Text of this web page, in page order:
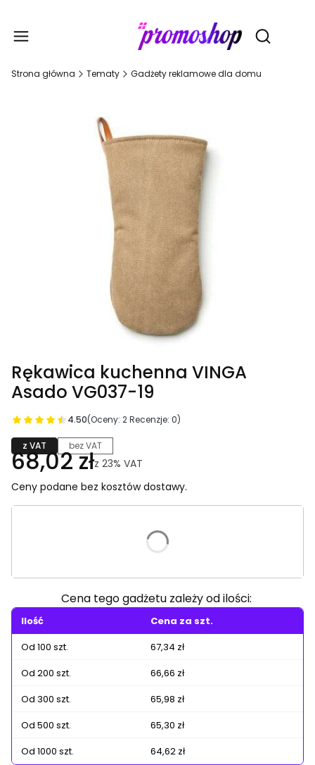
Otwórz
Strona główna Tematy Gadżety reklamowe dla domu
Rękawica kuchenna VINGA
Asado VG037-19
4.50(Oceny: 2 Recenzje: 0)
z VAT bez VAT
68,02 złz 23% VAT
Ceny podane bez kosztów dostawy.
Poszczególne warianty mogą różnić się ceną
Cena tego gadżetu zależy od ilości:
Ilość
Cena za szt.
Od 100 szt.
67,34 zł
Od 200 szt.
66,66 zł
Od 300 szt.
65,98 zł
Od 500 szt.
65,30 zł
Od 1000 szt.
64,62 zł